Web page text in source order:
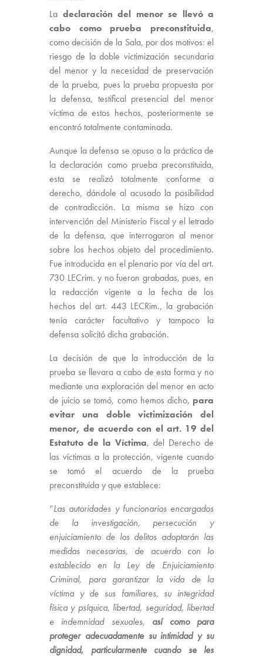
La declaración del menor se llevó a
cabo como prueba preconstituida,
como decisión de la Sala, por dos motivos: el
riesgo de la doble victimización secundaria
del menor y la necesidad de preservación
de la prueba, pues la prueba propuesta por
la defensa, testifical presencial del menor
víctima de estos hechos, posteriormente se
encontró totalmente contaminada.
Aunque la defensa se opuso a la práctica de
la declaración como prueba preconstituida,
esta se realizó totalmente conforme a
derecho, dándole al acusado la posibilidad
de contradicción. La misma se hizo con
intervención del Ministerio Fiscal y el letrado
de la defensa, que interrogaron al menor
sobre los hechos objeto del procedimiento.
Fue introducida en el plenario por vía del art.
730 LECrim. y no fueron grabadas, pues, en
la redacción vigente a la fecha de los
hechos del art. 443 LECRim., la grabación
tenía carácter facultativo y tampoco la
defensa solicitó dicha grabación.
La decisión de que la introducción de la
prueba se llevara a cabo de esta forma y no
mediante una exploración del menor en acto
de juicio se tomó, como hemos dicho, para
evitar una doble victimización del
menor, de acuerdo con el art. 19 del
Estatuto de la Víctima, del Derecho de
las víctimas a la protección, vigente cuando
se tomó el acuerdo de la prueba
preconstituida y que establece:
“Las autoridades y funcionarios encargados
de la investigación, persecución y
enjuiciamiento de los delitos adoptarán las
medidas necesarias, de acuerdo con lo
establecido en la Ley de Enjuiciamiento
Criminal, para garantizar la vida de la
víctima y de sus familiares, su integridad
física y psíquica, libertad, seguridad, libertad
e indemnidad sexuales, así como para
proteger adecuadamente su intimidad y su
dignidad, particularmente cuando se les